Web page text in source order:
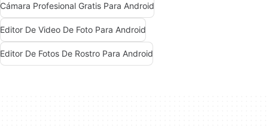
Cámara Profesional Gratis Para Android
Editor De Video De Foto Para Android
Editor De Fotos De Rostro Para Android